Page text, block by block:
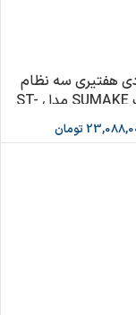
هفتیری سه نظام
اتوماتیک SUMAKE مدل ST-
M5010Cتومان